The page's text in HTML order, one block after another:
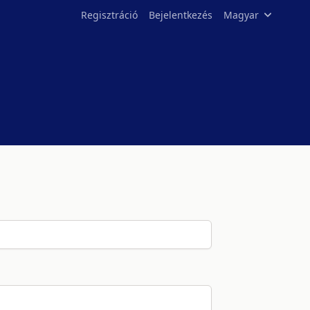
Regisztráció Bejelentkezés Magyar